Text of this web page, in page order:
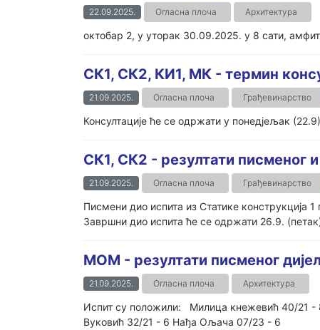
22.09.2025. Огласна плоча Архитектура
октобар 2, у уторак 30.09.2025. у 8 сати,
СК1, СК2, КИ1, МК - термин
21.09.2025. Огласна плоча Грађевинарство
Консултације ће се одржати у понедјељак
СК1, СК2 - резултати писменог
21.09.2025. Огласна плоча Грађевинарство
Писмени дио испита из Статике конструкција
Завршни дио испита ће се одржати 26.9.
МОМ - резултати писменог
21.09.2025. Огласна плоча Архитектура
Испит су положили: Милица кнежевић 40/21 -
Вуковић 32/21 - 6 Нађа Ољача 07/23 - 6